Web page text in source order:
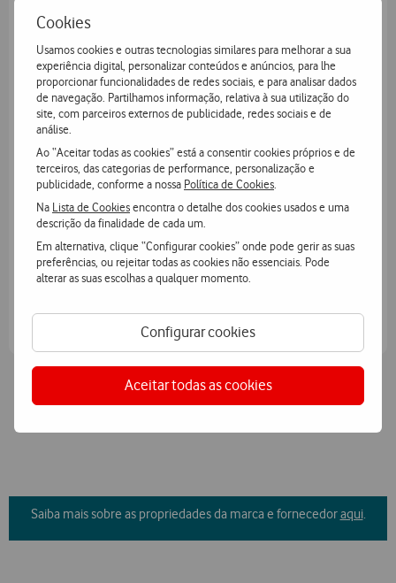
Cookies
Usamos cookies e outras tecnologias similares para melhorar a sua
experiência digital, personalizar conteúdos e anúncios, para lhe
proporcionar funcionalidades de redes sociais, e para analisar dados
de navegação. Partilhamos informação, relativa à sua utilização do
site, com parceiros externos de publicidade, redes sociais e de
análise.
Ao “Aceitar todas as cookies” está a consentir cookies próprios e de
terceiros, das categorias de performance, personalização e
publicidade, conforme a nossa Política de Cookies
Na Lista de Cookiesencontra o detalhe dos cookies usados e uma
descrição da finalidade de cada um.
Em alternativa, clique “Configurar cookies” onde pode gerir as suas
preferências, ou rejeitar todas as cookies não essenciais. Pode
alterar as suas escolhas a qualquer momento.
Configurar cookies
Aceitar todas as cookies
O que é o Vodafone OneNumber?
tarifário móvel, número e contactos com o seu
smartwatch. Tenha todas as comunicações no seu pulso
em qualquer lugar, mesmo sem o seu smartphone por
perto.
Aproveite 6 meses grátisna adesão edepois apenas
€5,03/mês.
Saber mais
Saiba mais sobre as propriedades da marca e fornecedoraqui.